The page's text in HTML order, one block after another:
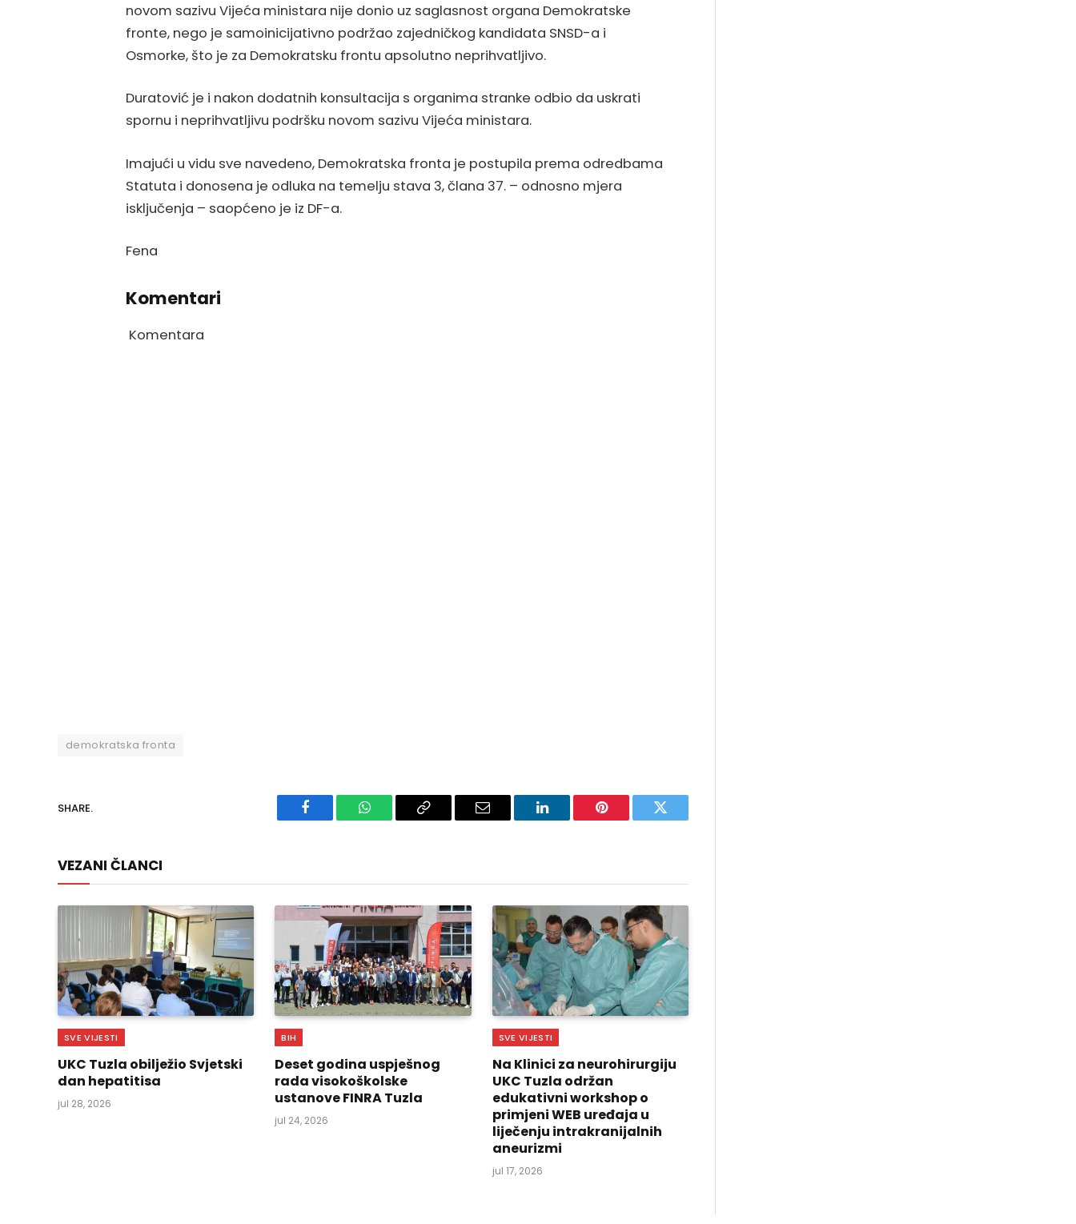
novom sazivu Vijeća ministara nije donio uz saglasnost organa Demokratske
fronte, nego je samoinicijativno podržao zajedničkog kandidata SNSD-a i
Osmorke, što je za Demokratsku frontu apsolutno neprihvatljivo.
Duratović je i nakon dodatnih konsultacija s organima stranke odbio da uskrati
spornu i neprihvatljivu podršku novom sazivu Vijeća ministara.
Imajući u vidu sve navedeno, Demokratska fronta je postupila prema odredbama
Statuta i donosena je odluka na temelju stava 3, člana 37. – odnosno mjera
isključenja – saopćeno je iz DF-a.
Fena
Komentari
Komentara
demokratska fronta
SHARE.
Facebook WhatsAppCopy
Email LinkedIn Pinterest Twitter
VEZANI ČLANCI
SVE VIJESTI
UKC Tuzla obilježio Svjetski
dan hepatitisa
jul 28, 2026
BIH
Deset godina uspješnog
rada visokoškolske
ustanove FINRA Tuzla
jul 24, 2026
SVE VIJESTI
Na Klinici za neurohirurgiju
UKC Tuzla održan
edukativni workshop o
primjeni WEB uređaja u
liječenju intrakranijalnih
aneurizmi
jul 17, 2026